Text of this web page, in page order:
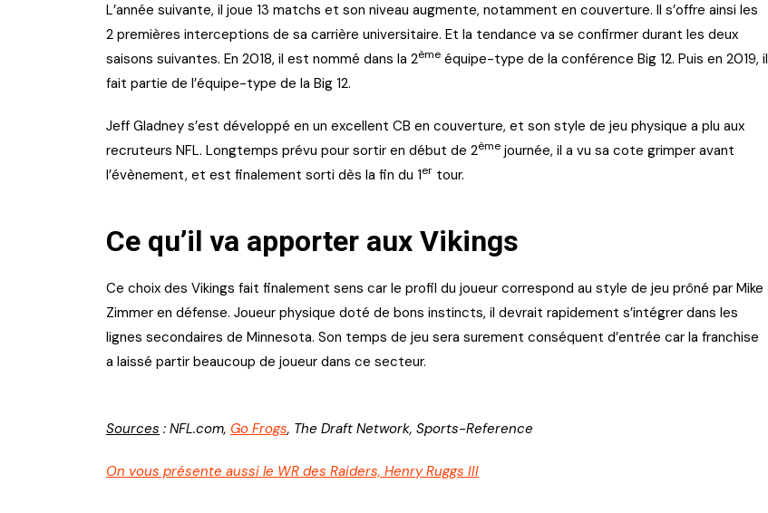
L’année suivante, il joue 13 matchs et son niveau augmente, notamment en couverture. Il s’offre ainsi les
2 premières interceptions de sa carrière universitaire. Et la tendance va se confirmer durant les deux
saisons suivantes. En 2018, il est nommé dans la 2ème équipe-type de la conférence Big 12. Puis en 2019, il
fait partie de l’équipe-type de la Big 12.
Jeff Gladney s’est développé en un excellent CB en couverture, et son style de jeu physique a plu aux
recruteurs NFL. Longtemps prévu pour sortir en début de 2ème journée, il a vu sa cote grimper avant
l’évènement, et est finalement sorti dès la fin du 1er tour.
Ce qu’il va apporter aux Vikings
Ce choix des Vikings fait finalement sens car le profil du joueur correspond au style de jeu prôné par Mike
Zimmer en défense. Joueur physique doté de bons instincts, il devrait rapidement s’intégrer dans les
lignes secondaires de Minnesota. Son temps de jeu sera surement conséquent d’entrée car la franchise
a laissé partir beaucoup de joueur dans ce secteur.
Sources : NFL.com, Go Frogs, The Draft Network, Sports-Reference
On vous présente aussi le WR des Raiders, Henry Ruggs III